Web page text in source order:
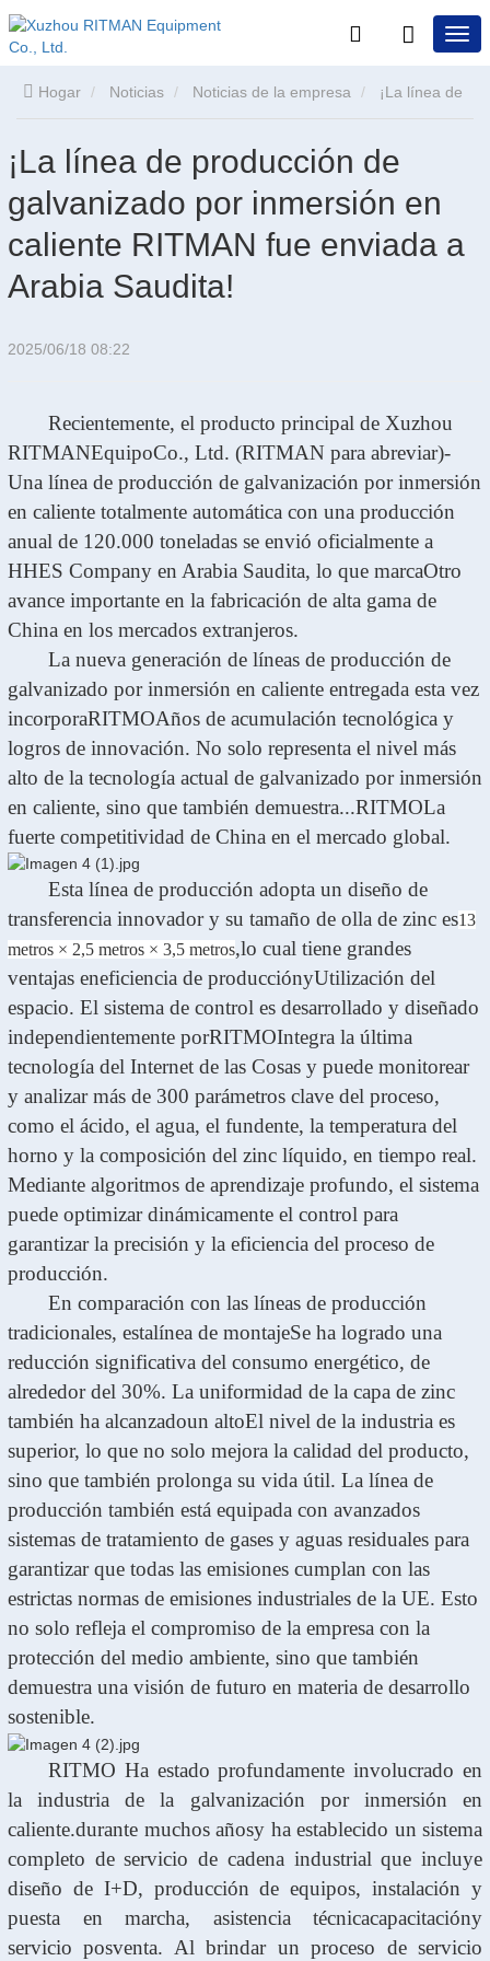
Hogar Noticias Noticias de la empresa
producción de galvanizado por inmersión en caliente RITMAN
fue enviada a Arabia Saudita!
¡La línea de producción de
galvanizado por inmersión en
caliente RITMAN fue enviada a
Arabia Saudita!
2025/06/18 08:22
Recientemente, el producto principal de Xuzhou
RITMANEquipoCo., Ltd. (RITMAN para abreviar)-
Una línea de producción de galvanización por inmersión
en caliente totalmente automática con una producción
anual de 120.000 toneladas se envió oficialmente a
HHES Company en Arabia Saudita, lo que marcaOtro
avance importante en la fabricación de alta gama de
China en los mercados extranjeros.
La nueva generación de líneas de producción de
galvanizado por inmersión en caliente entregada esta vez
incorporaRITMOAños de acumulación tecnológica y
logros de innovación. No solo representa el nivel más
alto de la tecnología actual de galvanizado por inmersión
en caliente, sino que también demuestra...RITMOLa
fuerte competitividad de China en el mercado global.
Esta línea de producción adopta un diseño de
transferencia innovador y su tamaño de olla de zinc es13
metros × 2,5 metros × 3,5 metros,lo cual tiene grandes
ventajas eneficiencia de producciónyUtilización del
espacio. El sistema de control es desarrollado y diseñado
independientemente porRITMOIntegra la última
tecnología del Internet de las Cosas y puede monitorear
y analizar más de 300 parámetros clave del proceso,
como el ácido, el agua, el fundente, la temperatura del
horno y la composición del zinc líquido, en tiempo real.
Mediante algoritmos de aprendizaje profundo, el sistema
puede optimizar dinámicamente el control para
garantizar la precisión y la eficiencia del proceso de
producción.
En comparación con las líneas de producción
tradicionales, estalínea de montajeSe ha logrado una
reducción significativa del consumo energético, de
alrededor del 30%. La uniformidad de la capa de zinc
también ha alcanzadoun altoEl nivel de la industria es
superior, lo que no solo mejora la calidad del producto,
sino que también prolonga su vida útil. La línea de
producción también está equipada con avanzados
sistemas de tratamiento de gases y aguas residuales para
garantizar que todas las emisiones cumplan con las
estrictas normas de emisiones industriales de la UE. Esto
no solo refleja el compromiso de la empresa con la
protección del medio ambiente, sino que también
demuestra una visión de futuro en materia de desarrollo
sostenible.
RITMO Ha estado profundamente involucrado en
la industria de la galvanización por inmersión en
caliente.durante muchos añosy ha establecido un sistema
completo de servicio de cadena industrial que incluye
diseño de I+D, producción de equipos, instalación y
puesta en marcha, asistencia técnicacapacitacióny
servicio posventa. Al brindar un proceso de servicio